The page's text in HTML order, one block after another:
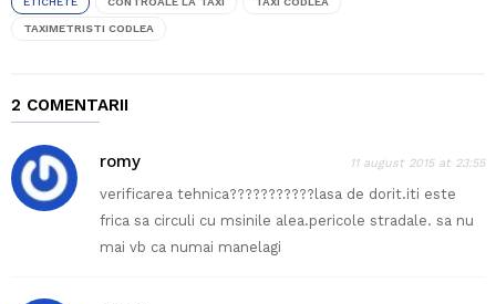
TAXIMETRISTI CODLEA
2 COMENTARII
romy 11 august 2015 at 23:55
verificarea tehnica???????????lasa de dorit.iti este
frica sa circuli cu msinile alea.pericole stradale. sa nu
mai vb ca numai manelagi